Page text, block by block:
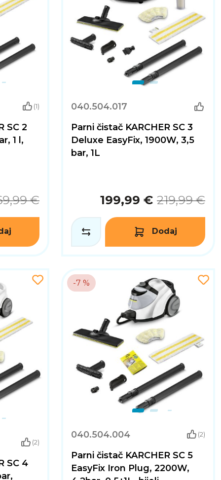
(1)
SC 2
1 l,
€
040.504.017
Parni čistač KARCHER SC 3
Deluxe EasyFix, 1900W, 3,5
bar, 1L
199,99 € 219,99 €
Dodaj
(2)
SC 4
-7 %
040.504.004 (2)
Parni čistač KARCHER SC 5
EasyFix Iron Plug, 2200W,